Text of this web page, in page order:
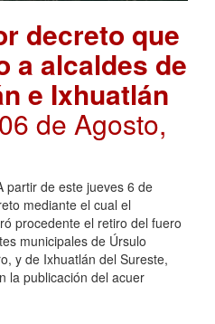
decreto que
a alcaldes de
e Ixhuatlán
de Agosto,
partir de este jueves 6 de
mediante el cual el
procedente el retiro del fuero
municipales de Úrsulo
y de Ixhuatlán del Sureste,
la publicación del acuer